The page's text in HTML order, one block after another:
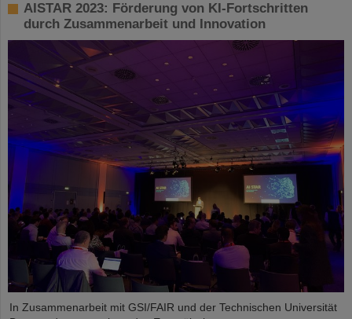
AISTAR 2023: Förderung von KI-Fortschritten
durch Zusammenarbeit und Innovation
In Zusammenarbeit mit GSI/FAIR und der Technischen Universität